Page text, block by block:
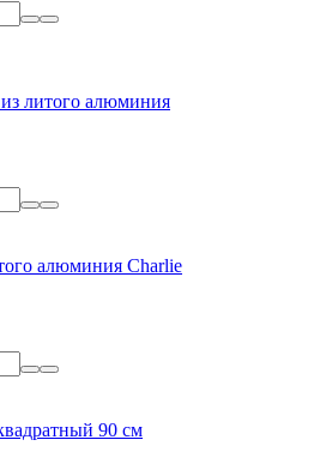
литого алюминия
алюминия Charlie
90 см